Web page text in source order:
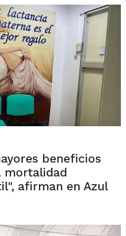
beneficios
mortalidad
afirman en Azul